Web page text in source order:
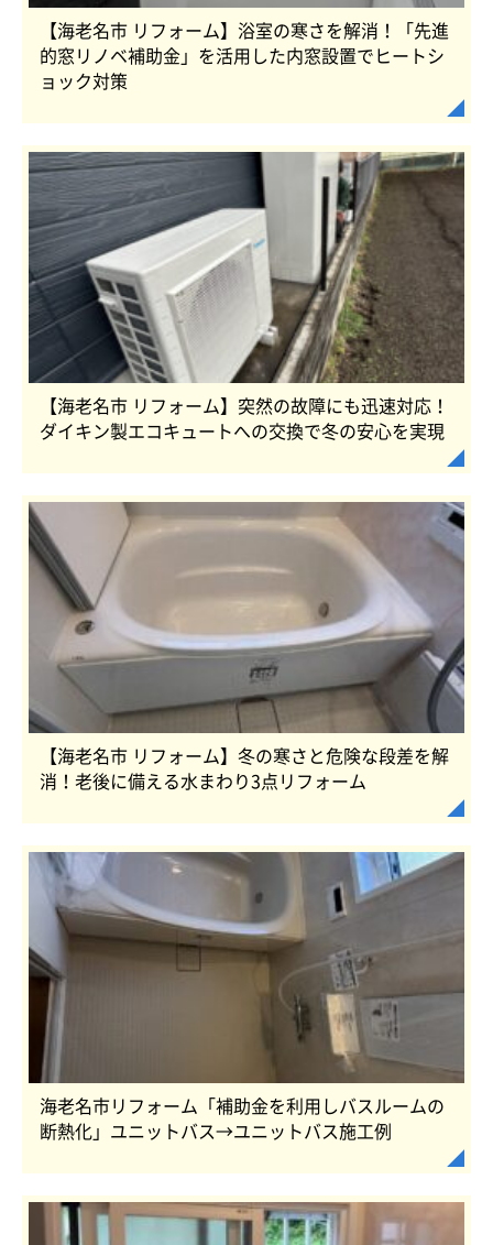
【海老名市 リフォーム】浴室の寒さを解消！「先進
的窓リノベ補助金」を活用した内窓設置でヒートシ
ョック対策
【海老名市 リフォーム】突然の故障にも迅速対応！
ダイキン製エコキュートへの交換で冬の安心を実現
【海老名市 リフォーム】冬の寒さと危険な段差を解
消！老後に備える水まわり3点リフォーム
海老名市リフォーム「補助金を利用しバスルームの
断熱化」ユニットバス→ユニットバス施工例